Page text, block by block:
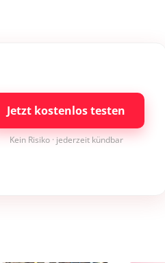
Jetzt kostenlos testen
Kein Risiko · jederzeit kündbar